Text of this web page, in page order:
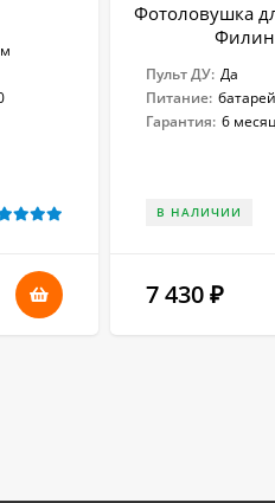
Фотоловушка
Филин
Пульт ДУ: Да
Питание:
Гарантия: 6
В НАЛИЧИИ
7 430 ₽